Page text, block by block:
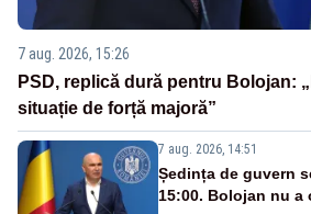
7 aug. 2026, 15:26
PSD, replică dură pentru Bolojan:
situație de forță majoră”
7 aug. 2026, 14:51
Ședința de guvern
15:00. Bolojan nu